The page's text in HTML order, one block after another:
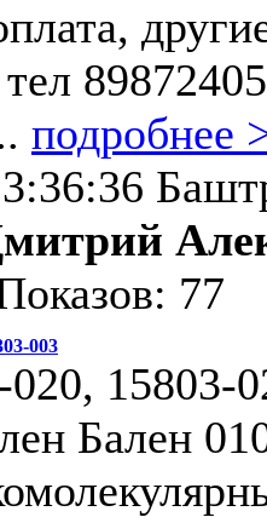
подробнее
77
003
15803-
Бален